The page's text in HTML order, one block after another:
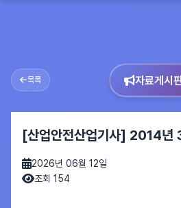
목록 자료게시
[산업안전산업기사] 2014년
2026년 06월 12일
조회 154